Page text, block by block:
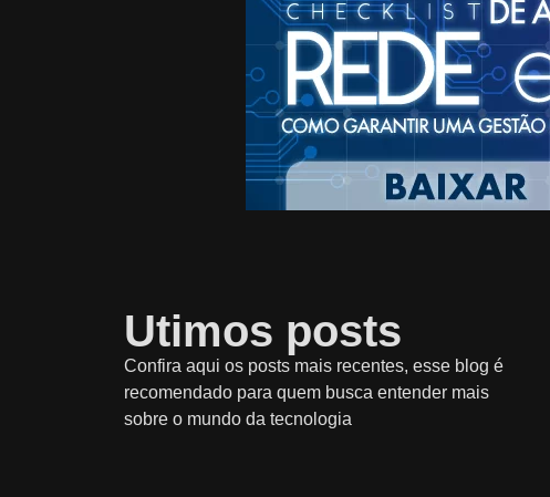
Utimos posts
Confira aqui os posts mais recentes, esse blog é
recomendado para quem busca entender mais
sobre o mundo da tecnologia